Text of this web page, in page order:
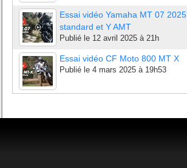
Essai vidéo Yamaha MT 07 2025
standard et Y AMT
Publié le 12 avril 2025 à 21h
Essai vidéo CF Moto 800 MT X
Publié le 4 mars 2025 à 19h53